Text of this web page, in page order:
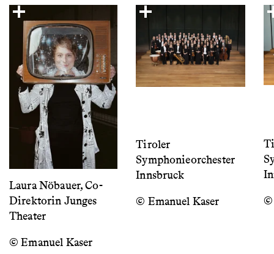
Laura Nöbauer, Co-
Direktorin Junges
Theater
© Emanuel Kaser
Tiroler
Symphonieorchester
Innsbruck
© Emanuel Kaser
©